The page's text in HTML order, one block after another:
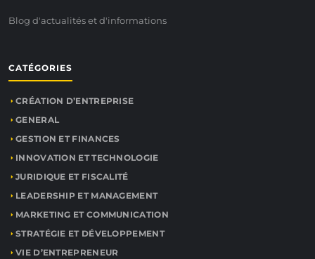
Blog d'actualités et d'informations
CATÉGORIES
CRÉATION D’ENTREPRISE
GENERAL
GESTION ET FINANCES
INNOVATION ET TECHNOLOGIE
JURIDIQUE ET FISCALITÉ
LEADERSHIP ET MANAGEMENT
MARKETING ET COMMUNICATION
STRATÉGIE ET DÉVELOPPEMENT
VIE D’ENTREPRENEUR